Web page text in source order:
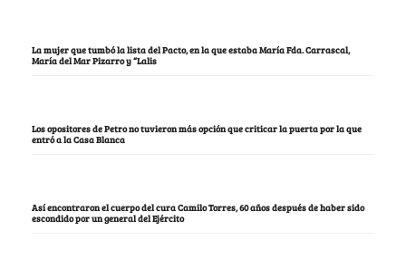
La mujer que tumbó la lista del Pacto, en la que estaba María Fda. Carrascal,
María del Mar Pizarro y “Lalis
Los opositores de Petro no tuvieron más opción que criticar la puerta por la que
entró a la Casa Blanca
Así encontraron el cuerpo del cura Camilo Torres, 60 años después de haber sido
escondido por un general del Ejército